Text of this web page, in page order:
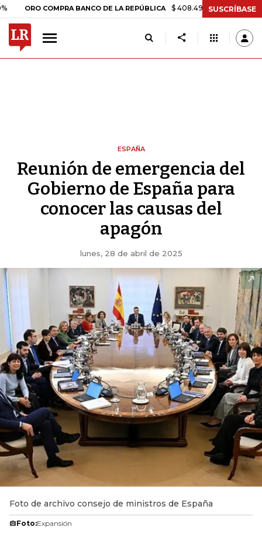
COMPRA BANCO DE LA REPÚBLICA $ 408.498,97 +$ 8.753,81 +2,19%
SUSCRÍBASE
ESPAÑA
Reunión de emergencia del
Gobierno de España para
conocer las causas del
apagón
lunes, 28 de abril de 2025
Foto de archivo consejo de ministros de España
Foto:Expansión